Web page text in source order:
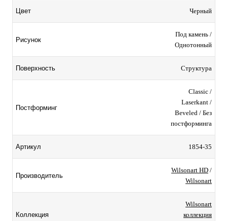
Цвет Черный
Рисунок
Под камень /
Однотонный
Поверхность Структура
Постформинг
Classic /
Laserkant /
Beveled / Без
постформинга
Артикул 1854-35
Производитель
Wilsonart HD /
Wilsonart
Коллекция
Wilsonart
коллекция